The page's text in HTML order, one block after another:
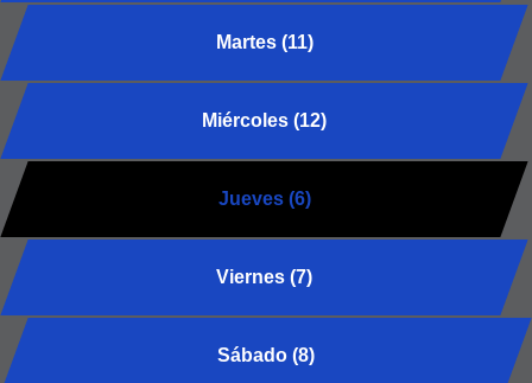
Martes (11)
Miércoles (12)
Jueves (6)
Viernes (7)
Sábado (8)